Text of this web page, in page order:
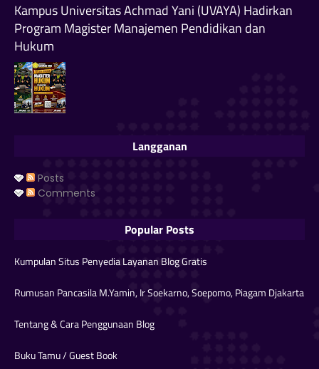
Kampus Universitas Achmad Yani (UVAYA) Hadirkan
Program Magister Manajemen Pendidikan dan
Hukum
Langganan
Posts
Comments
Popular Posts
Kumpulan Situs Penyedia Layanan Blog Gratis
Rumusan Pancasila M.Yamin, Ir Soekarno, Soepomo, Piagam Djakarta
Tentang & Cara Penggunaan Blog
Buku Tamu / Guest Book